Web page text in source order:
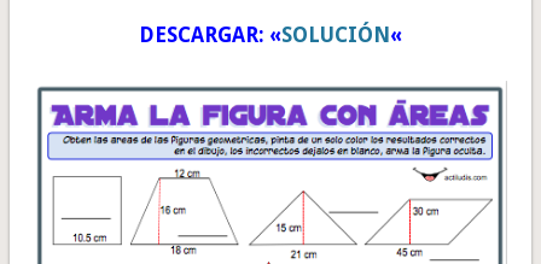
DESCARGAR: «SOLUCIÓN «